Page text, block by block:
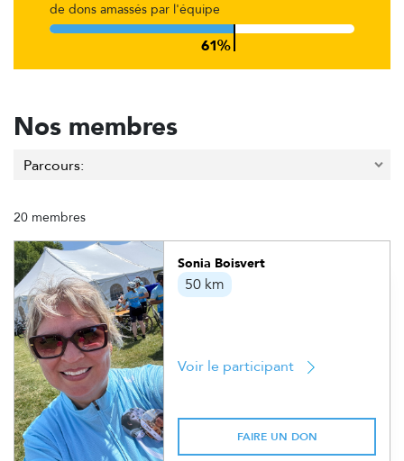
de dons amassés par l'équipe
Nos membres
20 membres
Sonia Boisvert
50 km
Voir le participant
FAIRE UN DON